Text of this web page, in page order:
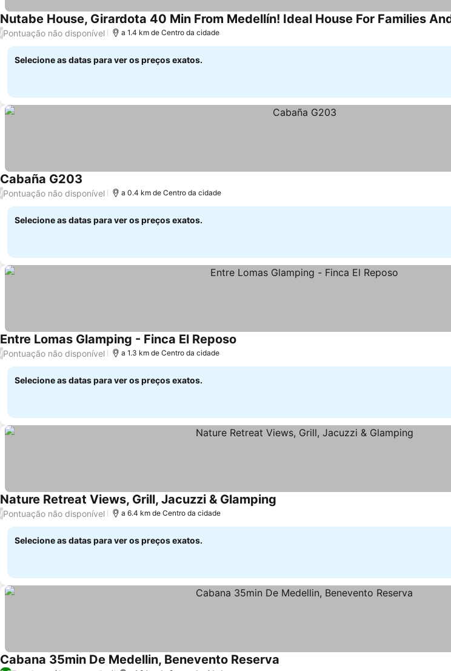
Nutabe House, Girardota 40 Min From Medellín! Ideal House For Families
/Pontuação não disponível a 1.4 km de Centro da cidade
Selecione as datas para ver os preços exatos.
Cabaña G203
/Pontuação não disponível a 0.4 km de Centro da cidade
Selecione as datas para ver os preços exatos.
Entre Lomas Glamping - Finca El Reposo
/Pontuação não disponível a 1.3 km de Centro da cidade
Selecione as datas para ver os preços exatos.
Nature Retreat Views, Grill, Jacuzzi & Glamping
/Pontuação não disponível a 6.4 km de Centro da cidade
Selecione as datas para ver os preços exatos.
Cabana 35min De Medellin, Benevento Reserva